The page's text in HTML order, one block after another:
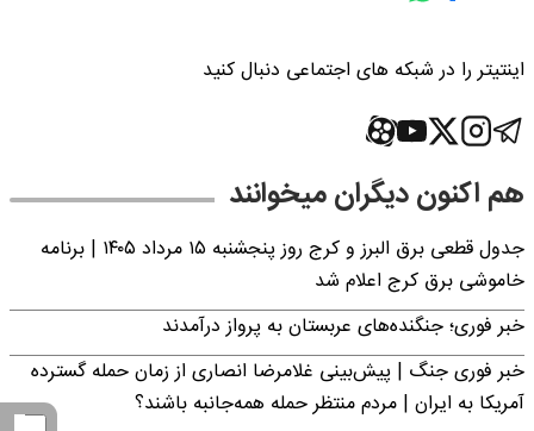
اینتیتر را در شبکه های اجتماعی دنبال کنید
هم اکنون دیگران میخوانند
جدول قطعی برق البرز و کرج روز پنجشنبه ۱۵ مرداد ۱۴۰۵ | برنامه
خاموشی برق کرج اعلام شد
خبر فوری؛ جنگنده‌های عربستان به پرواز درآمدند
خبر فوری جنگ | پیش‌بینی غلامرضا انصاری از زمان حمله گسترده
آمریکا به ایران | مردم منتظر حمله همه‌جانبه باشند؟